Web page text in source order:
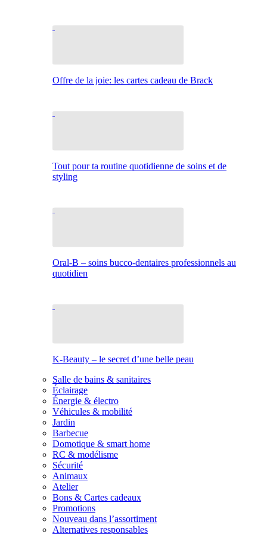
Offre de la joie: les cartes cadeau de Brack
Tout pour ta routine quotidienne de soins et de
styling
Oral-B – soins bucco-dentaires professionnels au
quotidien
K-Beauty – le secret d’une belle peau
Salle de bains & sanitaires
Éclairage
Énergie & électro
Véhicules & mobilité
Jardin
Barbecue
Domotique & smart home
RC & modélisme
Sécurité
Animaux
Atelier
Bons & Cartes cadeaux
Promotions
Nouveau dans l’assortiment
Alternatives responsables